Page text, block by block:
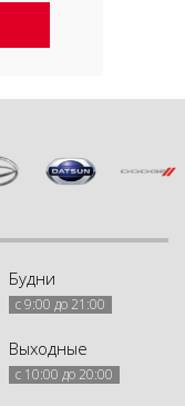
Будни
с 9:00 до 21:00
Выходные
с 10:00 до 20:00